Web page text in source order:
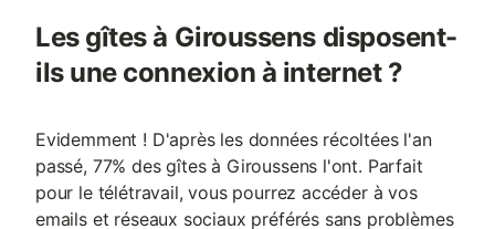
Les gîtes à Giroussens disposent-
ils une connexion à internet ?
Evidemment ! D'après les données récoltées l'an
passé, 77% des gîtes à Giroussens l'ont. Parfait
pour le télétravail, vous pourrez accéder à vos
emails et réseaux sociaux préférés sans problèmes